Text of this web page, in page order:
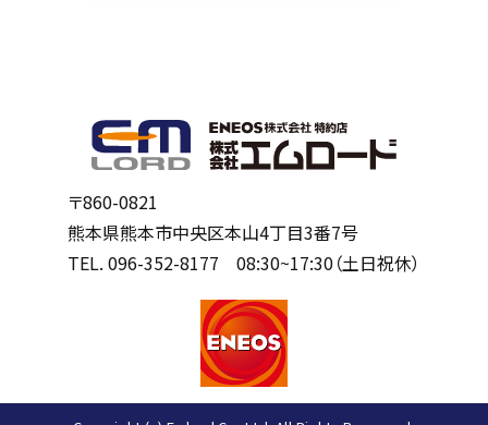
〒860-0821
熊本県熊本市中央区本山4丁目3番7号
TEL. 096-352-8177 08:30~17:30（土日祝休）